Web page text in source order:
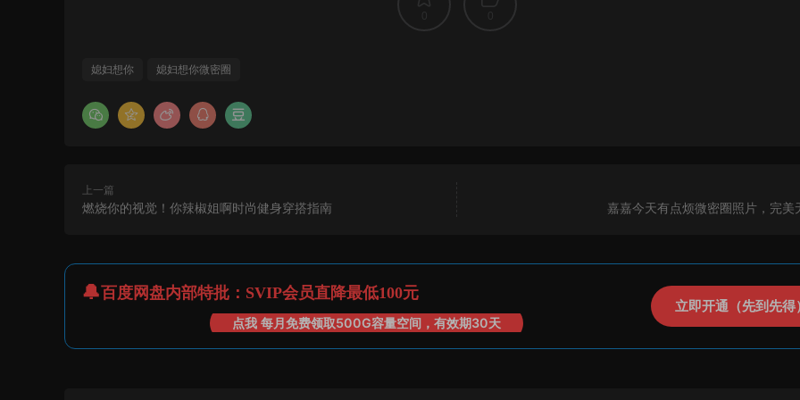
媳妇想你 媳妇想你微密圈
上一篇
燃烧你的视觉！你辣椒姐啊时尚健身穿搭指南 嘉嘉今天有点烦微密圈照片，完美
百度网盘内部特批：SVIP会员直降最低100元
点我 每月免费领取500G容量空间，有效期30天
立即开通（先到先得）